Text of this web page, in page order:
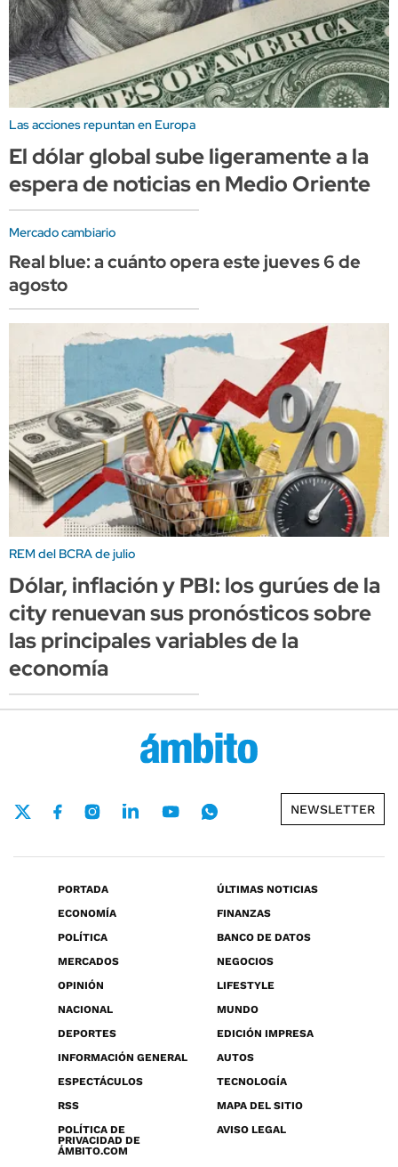
Las acciones repuntan en Europa
El dólar global sube ligeramente a la
espera de noticias en Medio Oriente
Mercado cambiario
Real blue: a cuánto opera este jueves 6 de
agosto
REM del BCRA de julio
Dólar, inflación y PBI: los gurúes de la
city renuevan sus pronósticos sobre
las principales variables de la
economía
NEWSLETTER
PORTADA
ÚLTIMAS NOTICIAS
ECONOMÍA
FINANZAS
POLÍTICA
BANCO DE DATOS
MERCADOS
NEGOCIOS
OPINIÓN
LIFESTYLE
NACIONAL
MUNDO
DEPORTES
EDICIÓN IMPRESA
INFORMACIÓN GENERAL
AUTOS
ESPECTÁCULOS
TECNOLOGÍA
RSS
MAPA DEL SITIO
POLÍTICA DE
PRIVACIDAD DE
ÁMBITO.COM
AVISO LEGAL